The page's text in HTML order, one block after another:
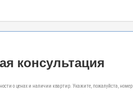
консультация
о ценах и наличии квартир. Укажите, пожалуйста, номер